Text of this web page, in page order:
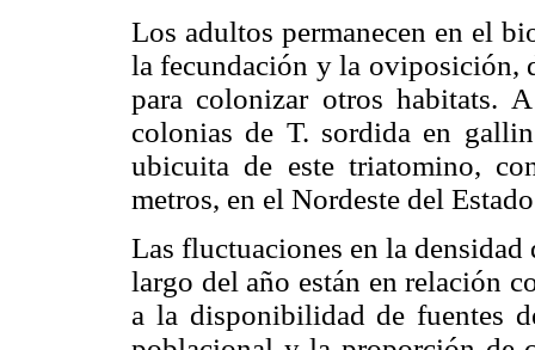
Los adultos permanecen en el
la fecundación y la oviposición,
para colonizar otros habitats.
colonias de T. sordida en
ubicuita de este triatomino,
metros, en el Nordeste del
Las fluctuaciones en la
largo del año están en relación
a la disponibilidad de fuentes